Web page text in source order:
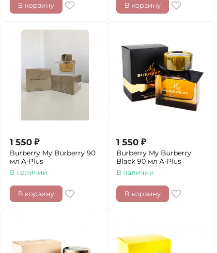
В корзину В корзину
1 550 ₽
Burberry My Burberry 90
мл A-Plus
В наличии
В корзину
1 550 ₽
Burberry My Burberry
Black 90 мл A-Plus
В наличии
В корзину